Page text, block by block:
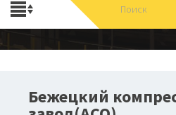
Бежецкий